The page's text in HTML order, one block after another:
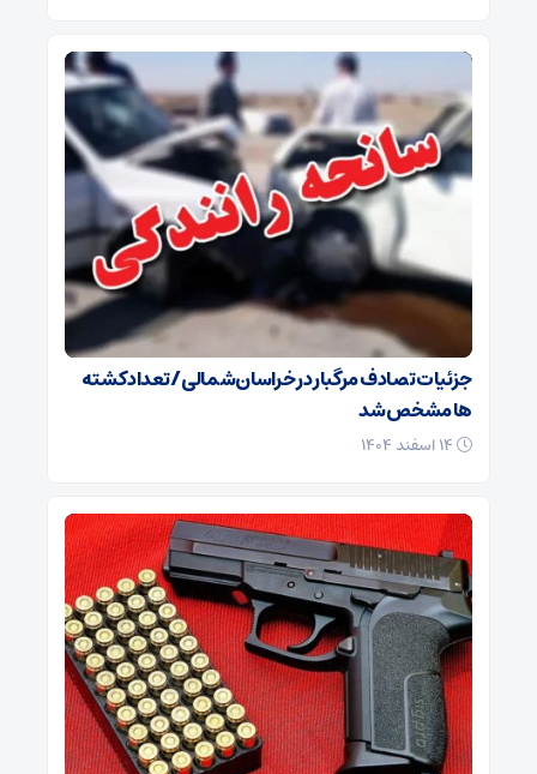
جزئیات تصادف مرگبار در خراسان‌شمالی/ تعداد کشته
ها مشخص شد